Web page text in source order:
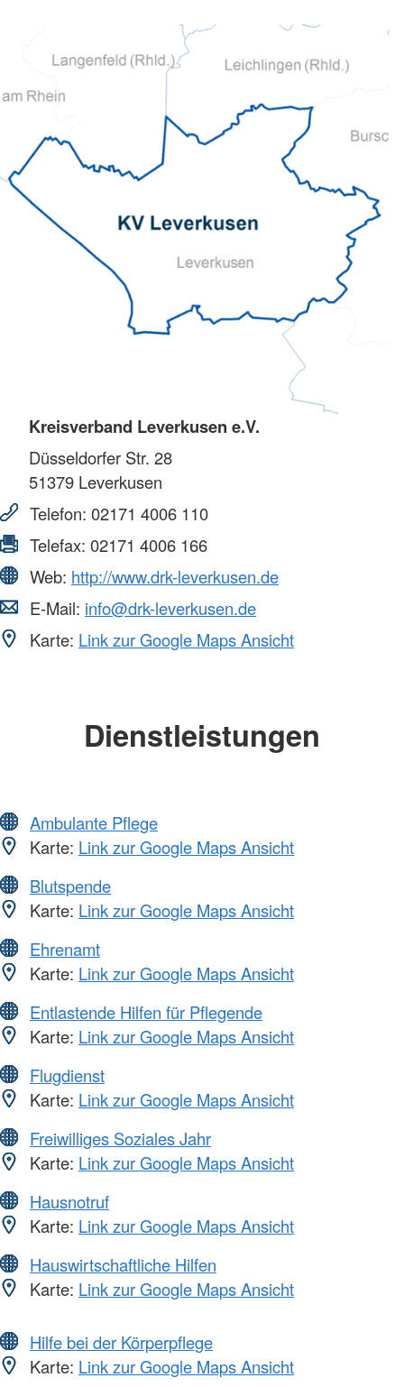
Kreisverband Leverkusen e.V.
Düsseldorfer Str. 28
51379 Leverkusen
Telefon: 02171 4006 110
Telefax: 02171 4006 166
Web: http://www.drk-leverkusen.de
E-Mail: info@drk-leverkusen.de
Karte: Link zur Google Maps Ansicht
Dienstleistungen
Ambulante Pflege
Karte: Link zur Google Maps Ansicht
Blutspende
Karte: Link zur Google Maps Ansicht
Ehrenamt
Karte: Link zur Google Maps Ansicht
Entlastende Hilfen für Pflegende
Karte: Link zur Google Maps Ansicht
Flugdienst
Karte: Link zur Google Maps Ansicht
Freiwilliges Soziales Jahr
Karte: Link zur Google Maps Ansicht
Hausnotruf
Karte: Link zur Google Maps Ansicht
Hauswirtschaftliche Hilfen
Karte: Link zur Google Maps Ansicht
Hilfe bei der Körperpflege
Karte: Link zur Google Maps Ansicht